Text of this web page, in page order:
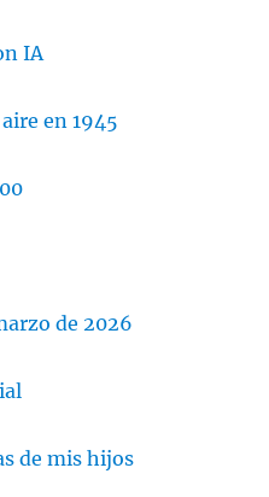
IA
en 1945
de 2026
de mis hijos